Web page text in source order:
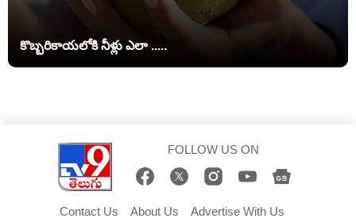
కొబ్బరికాయలోకి నీళ్లు ఎలా .....
FOLLOW US ON
Contact Us About Us Advertise With Us